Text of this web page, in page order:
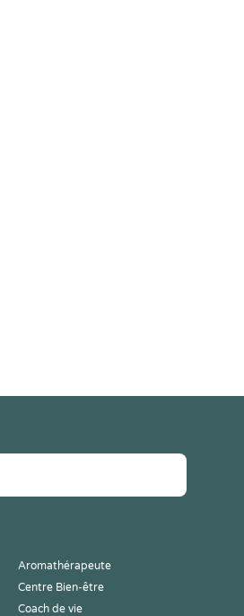
Aromathérapeute
Centre Bien-être
Coach de vie